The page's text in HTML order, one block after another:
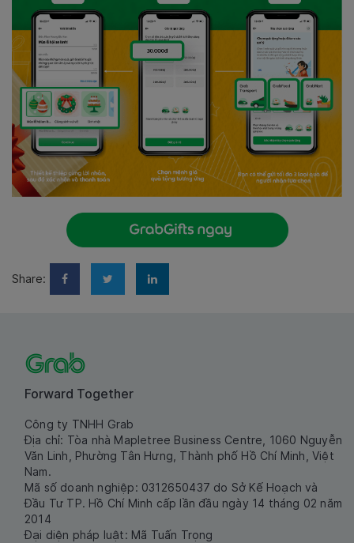
Share:
Forward Together
Công ty TNHH Grab
Địa chỉ: Tòa nhà Mapletree Business Centre, 1060 Nguyễn
Văn Linh, Phường Tân Hưng, Thành phố Hồ Chí Minh, Việt
Nam.
Mã số doanh nghiệp: 0312650437 do Sở Kế Hoạch và
Đầu Tư TP. Hồ Chí Minh cấp lần đầu ngày 14 tháng 02 năm
2014
Đại diện pháp luật: Mã Tuấn Trọng